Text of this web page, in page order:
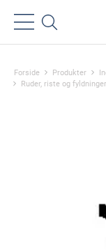
Forside Produkter
Ruder, riste og fyldninger